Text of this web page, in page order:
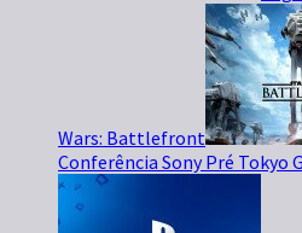
Wars: Battlefront
Conferência Sony Pré Tokyo